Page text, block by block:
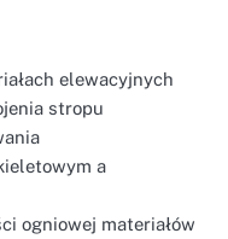
elewacyjnych
stropu
a
ogniowej materiałów